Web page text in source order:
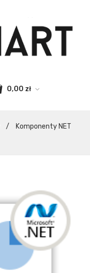
0,00 zł
/
Komponenty NET